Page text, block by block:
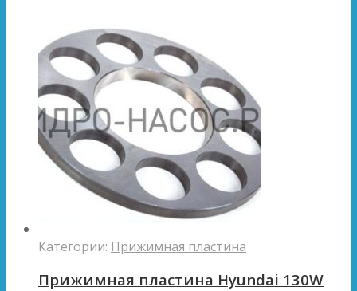
Категории: Прижимная пластина
Прижимная пластина Hyundai 130W